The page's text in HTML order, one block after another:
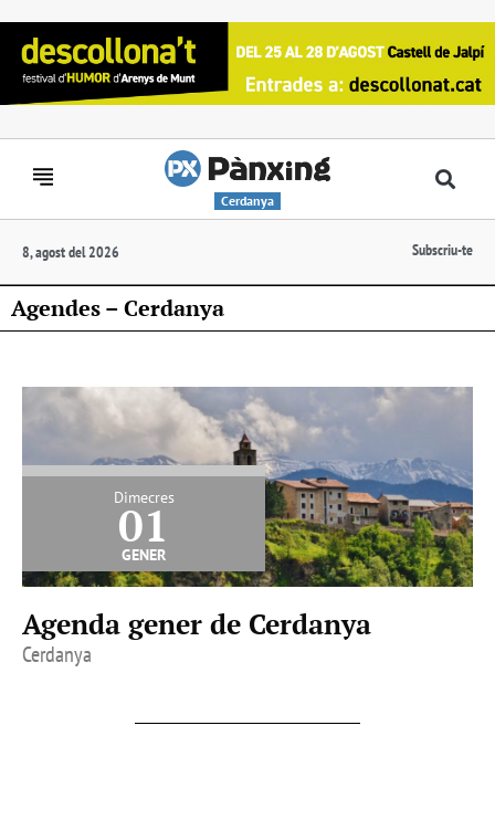
Cerdanya
8, agost del 2026 Subscriu-te
Agendes – Cerdanya
Dimecres
01
gener
Agenda gener de Cerdanya
Cerdanya